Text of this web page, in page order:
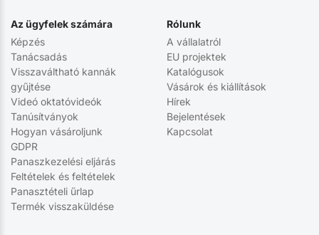
Az ügyfelek számára
Képzés
Tanácsadás
Visszaváltható kannák
gyűjtése
Videó oktatóvideók
Tanúsítványok
Hogyan vásároljunk
GDPR
Panaszkezelési eljárás
Feltételek és feltételek
Panasztételi űrlap
Termék visszaküldése
Rólunk
A vállalatról
EU projektek
Katalógusok
Vásárok és kiállítások
Hírek
Bejelentések
Kapcsolat